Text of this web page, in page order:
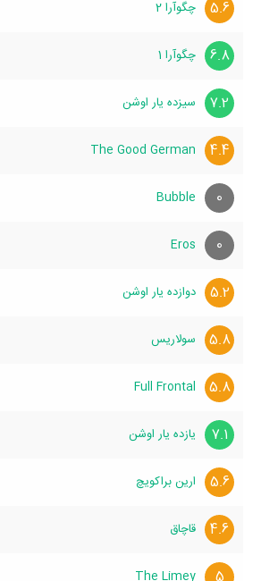
5.6 چگوآرا 2
6.8 چگوآرا 1
7.2 سیزده یار اوشن
4.4
The Good German
0
Bubble
0
Eros
5.2 دوازده یار اوشن
5.8 سولاریس
5.8
Full Frontal
7.1 یازده یار اوشن
5.6 ارین براکویچ
4.6 قاچاق
The Limey